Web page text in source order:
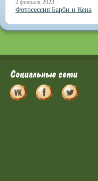
2 февраля 2023
Фотосессия Барби и Кена
Социальные сети